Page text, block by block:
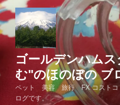
コ
テ
ン
ス
ゴールデンハム
む"のほのぼの ブ
ペット 美容 旅行 FX コスト
ログです。